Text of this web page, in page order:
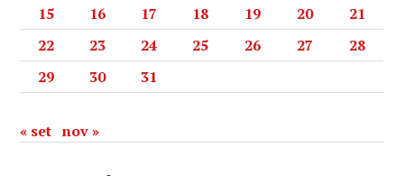
15
16 17 18 19 20
21
22
23 24 25 26 27
28
29
30 31
« set nov »